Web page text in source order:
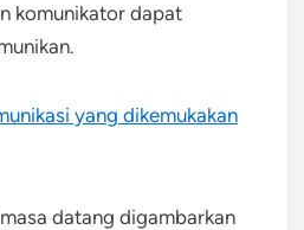
komunikator dapat
yang dikemukakan
datang digambarkan